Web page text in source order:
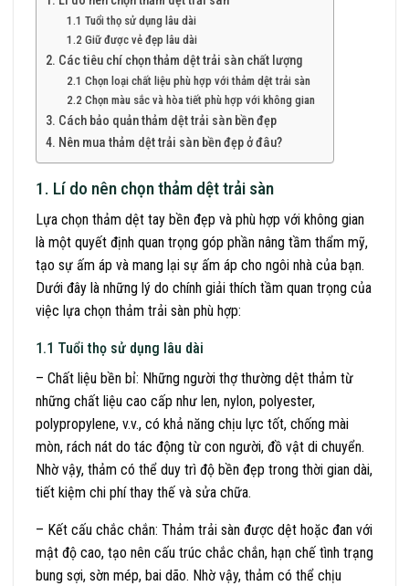
1.1 Tuổi thọ sử dụng lâu dài
1.2 Giữ được vẻ đẹp lâu dài
2. Các tiêu chí chọn thảm dệt trải sàn chất lượng
2.1 Chọn loại chất liệu phù hợp với thảm dệt trải sàn
2.2 Chọn màu sắc và hòa tiết phù hợp với không gian
3. Cách bảo quản thảm dệt trải sàn bền đẹp
4. Nên mua thảm dệt trải sàn bền đẹp ở đâu?
1. Lí do nên chọn thảm dệt trải sàn
Lựa chọn thảm dệt tay bền đẹp và phù hợp với không gian
là một quyết định quan trọng góp phần nâng tầm thẩm mỹ,
tạo sự ấm áp và mang lại sự ấm áp cho ngôi nhà của bạn.
Dưới đây là những lý do chính giải thích tầm quan trọng của
việc lựa chọn thảm trải sàn phù hợp:
1.1 Tuổi thọ sử dụng lâu dài
– Chất liệu bền bỉ: Những người thợ thường dệt thảm từ
những chất liệu cao cấp như len, nylon, polyester,
polypropylene, v.v., có khả năng chịu lực tốt, chống mài
mòn, rách nát do tác động từ con người, đồ vật di chuyển.
Nhờ vậy, thảm có thể duy trì độ bền đẹp trong thời gian dài,
tiết kiệm chi phí thay thế và sửa chữa.
– Kết cấu chắc chắn: Thảm trải sàn được dệt hoặc đan với
mật độ cao, tạo nên cấu trúc chắc chắn, hạn chế tình trạng
bung sợi, sờn mép, bai dão. Nhờ vậy, thảm có thể chịu